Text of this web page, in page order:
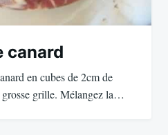
canard
en cubes de 2cm de
grille. Mélangez la…